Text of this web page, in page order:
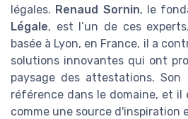
légales. Renaud Sornin, le
Légale, est l’un de ces
basée à Lyon, en France, il a
solutions innovantes qui ont
paysage des attestations.
référence dans le domaine, et
comme une source d'inspiration